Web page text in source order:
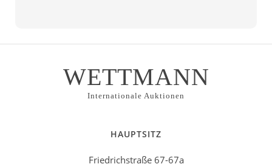
WETTMANN
Internationale Auktionen
HAUPTSITZ
Friedrichstraße 67-67a